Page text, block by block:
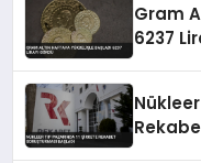
Gram
6237